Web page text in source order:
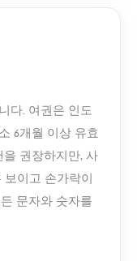
다. 여권은 인도
6개월 이상 유효
권장하지만, 사
이고 손가락이
문자와 숫자를